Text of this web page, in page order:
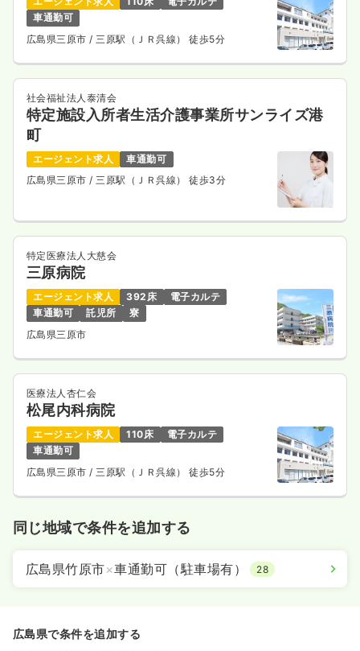
車通勤可
広島県三原市 / 三原駅（ＪＲ呉線） 徒歩5分
社会福祉法人泰清会
特定施設入所者生活介護事業所サンライズ港
町
エージェント求人
車通勤可
広島県三原市/ 三原駅（ＪＲ呉線） 徒歩3分
特定医療法人大慈会
三原病院
エージェント求人 392床
電子カルテ
車通勤可
託児所
寮
広島県三原市
医療法人杏仁会
松尾内科病院
エージェント求人 110床
電子カルテ
車通勤可
広島県三原市 / 三原駅（ＪＲ呉線） 徒歩5分
同じ地域で条件を追加する
広島県竹原市×車通勤可（駐車場有） 28
広島県で条件を追加する